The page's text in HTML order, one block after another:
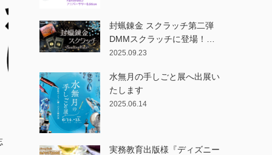
封蝋錬金 スクラッチ第二弾
DMMスクラッチに登場！…
2025.09.23
水無月の手しごと展へ出展い
たします
2025.06.14
実務教育出版様『ディズニー